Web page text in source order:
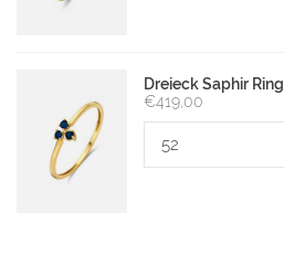
Dreieck Saphir Ring
€419,00
52